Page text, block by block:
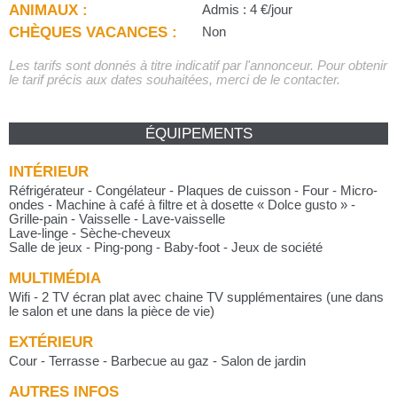
ANIMAUX : Admis : 4 €/jour
CHÈQUES VACANCES : Non
Les tarifs sont donnés à titre indicatif par l'annonceur. Pour obtenir
le tarif précis aux dates souhaitées, merci de le contacter.
ÉQUIPEMENTS
INTÉRIEUR
Réfrigérateur - Congélateur - Plaques de cuisson - Four - Micro-
ondes - Machine à café à filtre et à dosette « Dolce gusto » -
Grille-pain - Vaisselle - Lave-vaisselle
Lave-linge - Sèche-cheveux
Salle de jeux - Ping-pong - Baby-foot - Jeux de société
MULTIMÉDIA
Wifi - 2 TV écran plat avec chaine TV supplémentaires (une dans
le salon et une dans la pièce de vie)
EXTÉRIEUR
Cour - Terrasse - Barbecue au gaz - Salon de jardin
AUTRES INFOS